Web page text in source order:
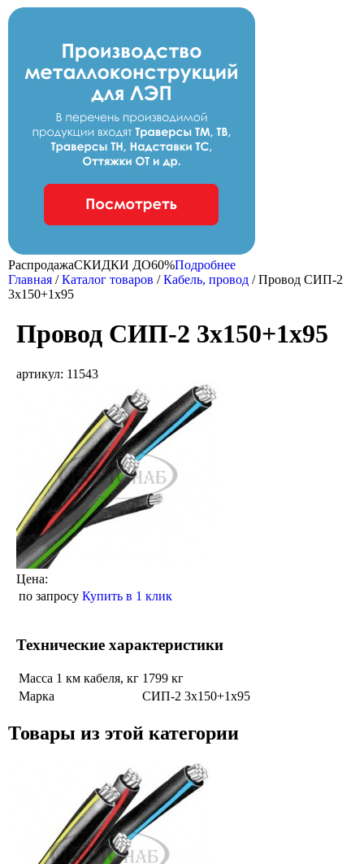
РаспродажаCКИДКИ ДО60%Подробнее
Главная /Каталог товаров /Кабель, провод /Провод СИП-2
3х150+1х95
Провод СИП-2 3х150+1х95
артикул: 11543
Цена:
по запросу Купить в 1 клик
Технические характеристики
Масса 1 км кабеля, кг 1799 кг
Марка
СИП-2 3х150+1х95
Товары из этой категории